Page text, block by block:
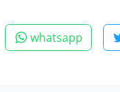
whatsapp